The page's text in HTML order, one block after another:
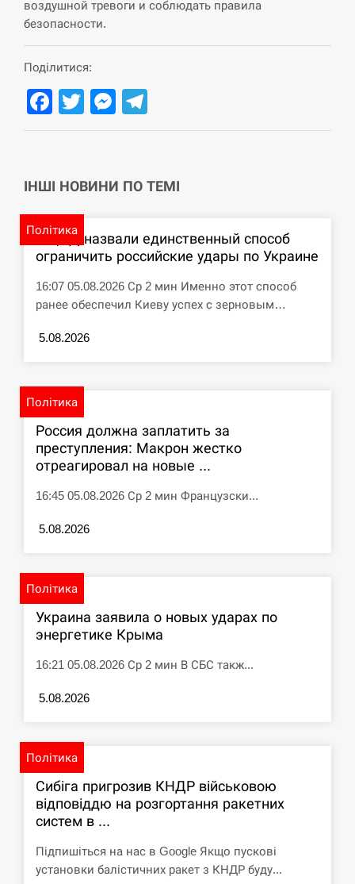
СЕРПЕНЬ
12:53
Украины, несмотря на сомнения…
СЕРПЕНЬ
12:23
Силы обороны поразили российскую
переправу, склады и другие важные объекты…
СЕРПЕНЬ
12:10
У США зафіксували рекордний спалах
циклоспорозу, захворіли понад 10 тисяч…
СЕРПЕНЬ
11:53
Под огнем “Эпицентр”, ROZETKA и “Новая
почта”: что известно об…
СЕРПЕНЬ
левиці
11:23
есть пострадавшие
воздушной тревоги и соблюдать правила
безопасности.
Поділитися:
Facebook
TwitterMessenger
ІНШІ НОВИНИ ПО ТЕМІ
Політика
В ЦПД назвали единственный способ
ограничить российские удары по Украине
16:07 05.08.2026 Ср 2 мин Именно этот способ
ранее обеспечил Киеву успех с зерновым…
5.08.2026
Політика
Россия должна заплатить за
преступления: Макрон жестко
отреагировал на новые ...
16:45 05.08.2026 Ср 2 мин Французски...
5.08.2026
Політика
Украина заявила о новых ударах по
энергетике Крыма
16:21 05.08.2026 Ср 2 мин В СБС такж...
5.08.2026
Політика
Сибіга пригрозив КНДР військовою
відповіддю на розгортання ракетних
систем в ...
Підпишіться на нас в Google Якщо пускові
установки балістичних ракет з КНДР буду...